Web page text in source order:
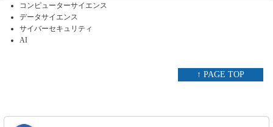
コンピューターサイエンス
データサイエンス
サイバーセキュリティ
AI
↑ PAGE TOP